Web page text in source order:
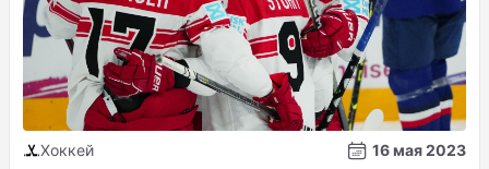
Хоккей 16 мая 2023